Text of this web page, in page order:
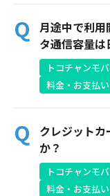
パンフレット・
会社案内
お知らせ
サイトマップ
月途中で利用
タ通信容量は
トコチャンモ
料金・お支払
クレジット
か？
トコチャンモ
料金・お支払